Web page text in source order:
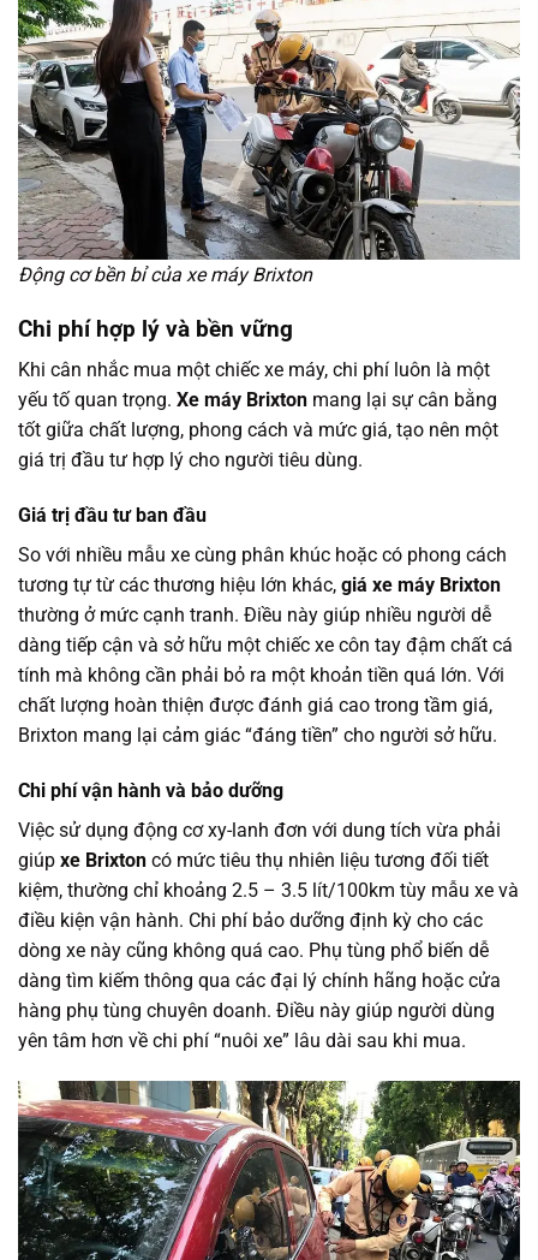
Động cơ bền bỉ của xe máy Brixton
Chi phí hợp lý và bền vững
Khi cân nhắc mua một chiếc xe máy, chi phí luôn là một
yếu tố quan trọng. Xe máy Brixton mang lại sự cân bằng
tốt giữa chất lượng, phong cách và mức giá, tạo nên một
giá trị đầu tư hợp lý cho người tiêu dùng.
Giá trị đầu tư ban đầu
So với nhiều mẫu xe cùng phân khúc hoặc có phong cách
tương tự từ các thương hiệu lớn khác, giá xe máy Brixton
thường ở mức cạnh tranh. Điều này giúp nhiều người dễ
dàng tiếp cận và sở hữu một chiếc xe côn tay đậm chất cá
tính mà không cần phải bỏ ra một khoản tiền quá lớn. Với
chất lượng hoàn thiện được đánh giá cao trong tầm giá,
Brixton mang lại cảm giác “đáng tiền” cho người sở hữu.
Chi phí vận hành và bảo dưỡng
Việc sử dụng động cơ xy-lanh đơn với dung tích vừa phải
giúp xe Brixton có mức tiêu thụ nhiên liệu tương đối tiết
kiệm, thường chỉ khoảng 2.5 – 3.5 lít/100km tùy mẫu xe và
điều kiện vận hành. Chi phí bảo dưỡng định kỳ cho các
dòng xe này cũng không quá cao. Phụ tùng phổ biến dễ
dàng tìm kiếm thông qua các đại lý chính hãng hoặc cửa
hàng phụ tùng chuyên doanh. Điều này giúp người dùng
yên tâm hơn về chi phí “nuôi xe” lâu dài sau khi mua.